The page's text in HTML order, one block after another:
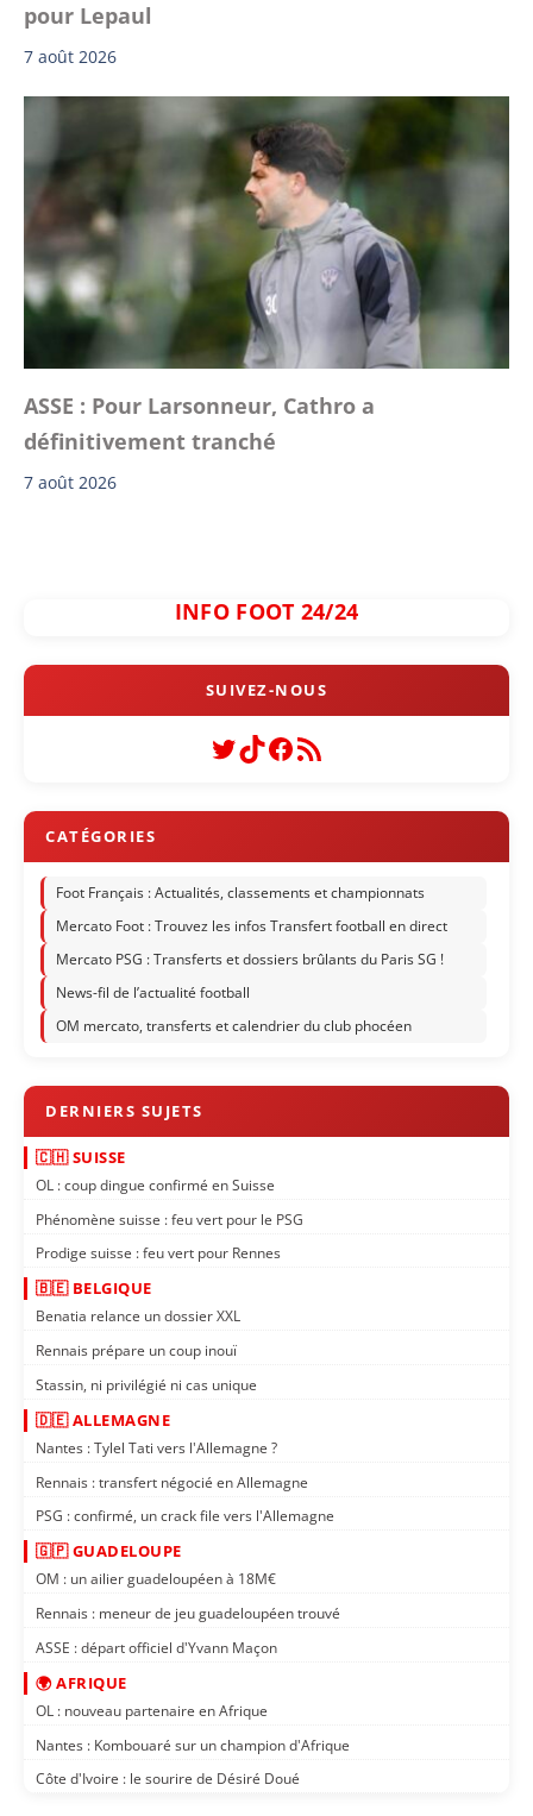
pour Lepaul
7 août 2026
ASSE : Pour Larsonneur, Cathro a
définitivement tranché
7 août 2026
INFO FOOT 24/24
Twitter
TikTok
Facebook
Flux RSS
Foot Français : Actualités, classements et championnats
Mercato Foot : Trouvez les infos Transfert football en direct
Mercato PSG : Transferts et dossiers brûlants du Paris SG !
News-fil de l’actualité football
OM mercato, transferts et calendrier du club phocéen
🇨🇭 SUISSE
OL : coup dingue confirmé en Suisse
Phénomène suisse : feu vert pour le PSG
Prodige suisse : feu vert pour Rennes
🇧🇪 BELGIQUE
Benatia relance un dossier XXL
Rennais prépare un coup inouï
Stassin, ni privilégié ni cas unique
🇩🇪 ALLEMAGNE
Nantes : Tylel Tati vers l'Allemagne ?
Rennais : transfert négocié en Allemagne
PSG : confirmé, un crack file vers l'Allemagne
🇬🇵 GUADELOUPE
OM : un ailier guadeloupéen à 18M€
Rennais : meneur de jeu guadeloupéen trouvé
ASSE : départ officiel d'Yvann Maçon
🌍 AFRIQUE
OL : nouveau partenaire en Afrique
Nantes : Kombouaré sur un champion d'Afrique
Côte d'Ivoire : le sourire de Désiré Doué